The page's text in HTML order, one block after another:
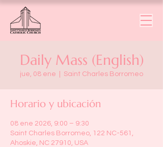
Daily Mass (English)
jue, 08 ene Saint Charles Borromeo
Horario y ubicación
08 ene 2026, 9:00 – 9:30
Saint Charles Borromeo, 122 NC-561,
Ahoskie, NC 27910, USA